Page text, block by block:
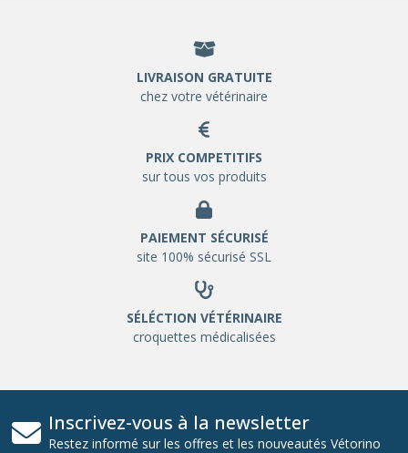
LIVRAISON GRATUITE
chez votre vétérinaire
PRIX COMPETITIFS
sur tous vos produits
PAIEMENT SÉCURISÉ
site 100% sécurisé SSL
SÉLÉCTION VÉTÉRINAIRE
croquettes médicalisées
Inscrivez-vous à la newsletter
Restez informé sur les offres et les nouveautés Vétorino